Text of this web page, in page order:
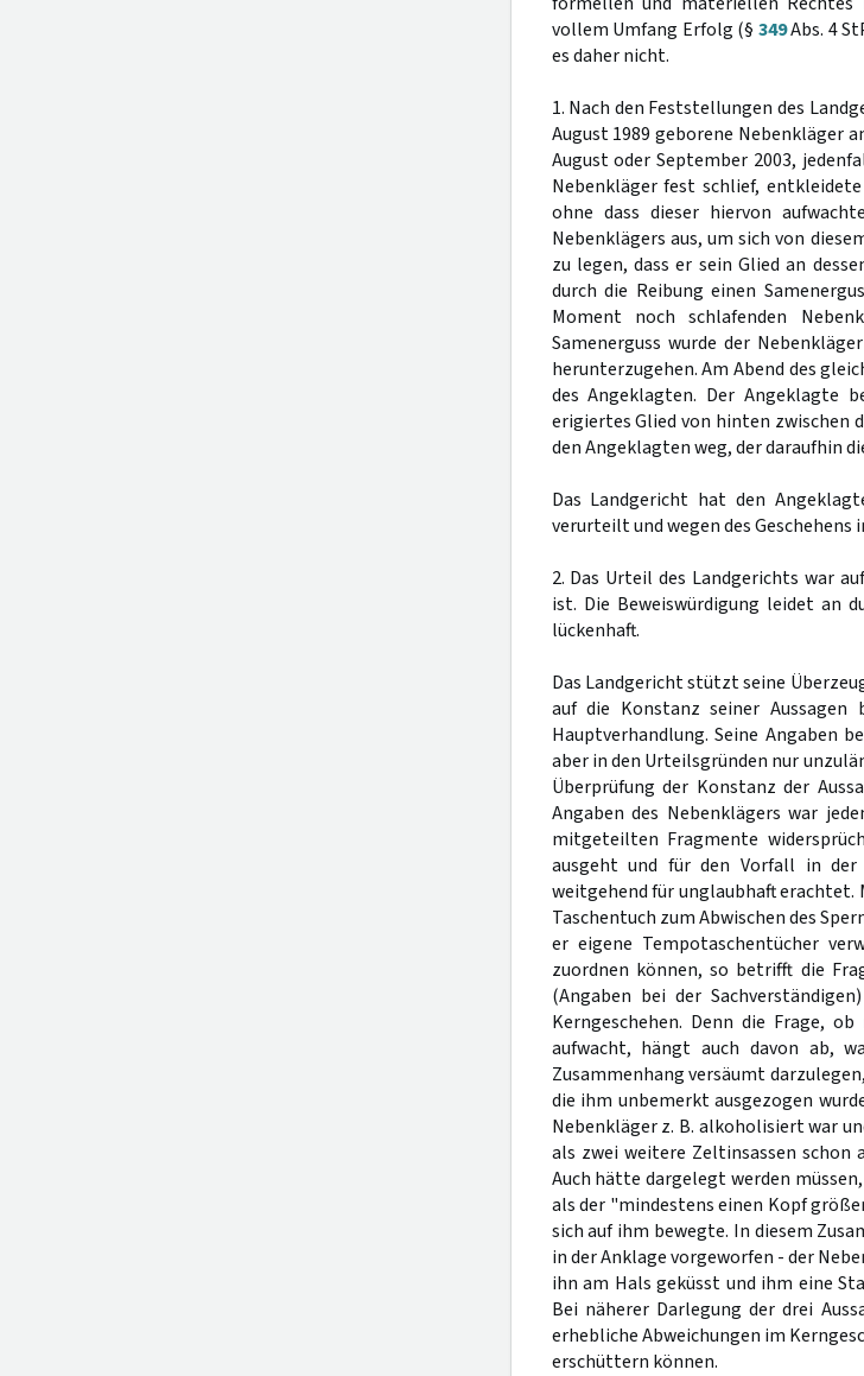
vollem Umfang Erfolg (§ 349Abs. 4
es daher nicht.
1. Nach den Feststellungen des
August 1989 geborene Nebenkläger
August oder September 2003,
Nebenkläger fest schlief,
ohne dass dieser hiervon
Nebenklägers aus, um sich von
zu legen, dass er sein Glied an
durch die Reibung einen
Moment noch schlafenden
Samenerguss wurde der
herunterzugehen. Am Abend des
des Angeklagten. Der Angeklagte
erigiertes Glied von hinten zwischen
den Angeklagten weg, der daraufhin
Das Landgericht hat den
verurteilt und wegen des Geschehens
2. Das Urteil des Landgerichts war
ist. Die Beweiswürdigung leidet an
lückenhaft.
Das Landgericht stützt seine
auf die Konstanz seiner
Hauptverhandlung. Seine Angaben
aber in den Urteilsgründen nur
Überprüfung der Konstanz der
Angaben des Nebenklägers war
mitgeteilten Fragmente
ausgeht und für den Vorfall in der
weitgehend für unglaubhaft erachtet.
Taschentuch zum Abwischen des
er eigene Tempotaschentücher
zuordnen können, so betrifft die
(Angaben bei der
Kerngeschehen. Denn die Frage,
aufwacht, hängt auch davon ab,
Zusammenhang versäumt
die ihm unbemerkt ausgezogen
Nebenkläger z. B. alkoholisiert war
als zwei weitere Zeltinsassen schon
Auch hätte dargelegt werden
als der "mindestens einen Kopf
sich auf ihm bewegte. In diesem
in der Anklage vorgeworfen - der
ihn am Hals geküsst und ihm eine
Bei näherer Darlegung der drei
erhebliche Abweichungen im
erschüttern können.